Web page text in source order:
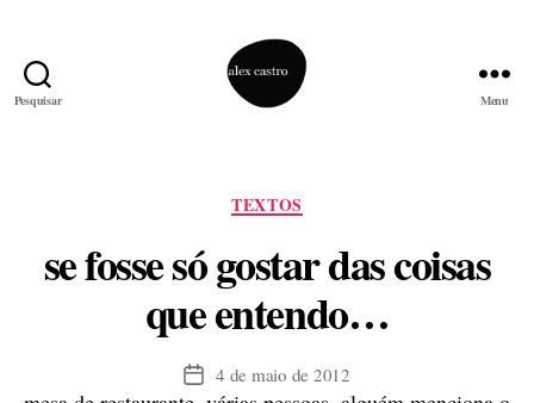
Pesquisar Menu
Categorias
TEXTOS
se fosse só gostar das coisas
que entendo…
Data4 de maio de 2012